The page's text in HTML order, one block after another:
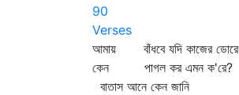
90
Verses
আমায় বাঁধবে যদি কাজের ডোরে
কেন পাগল কর এমন ক'রে?
বাতাস আনে কেন জানি